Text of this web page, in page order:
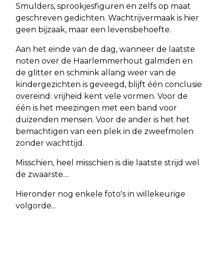
Smulders, sprookjesfiguren en zelfs op maat
geschreven gedichten. Wachtrijvermaak is hier
geen bijzaak, maar een levensbehoefte.
Aan het einde van de dag, wanneer de laatste
noten over de Haarlemmerhout galmden en
de glitter en schmink allang weer van de
kindergezichten is geveegd, blijft één conclusie
overeind: vrijheid kent vele vormen. Voor de
één is het meezingen met een band voor
duizenden mensen. Voor de ander is het het
bemachtigen van een plek in de zweefmolen
zonder wachttijd.
Misschien, heel misschien is die laatste strijd wel
de zwaarste....
Hieronder nog enkele foto's in willekeurige
volgorde...